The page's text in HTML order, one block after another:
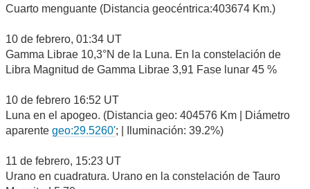
Cuarto menguante (Distancia geocéntrica:403674 Km.)
10 de febrero, 01:34 UT
Gamma Librae 10,3°N de la Luna. En la constelación de
Libra Magnitud de Gamma Librae 3,91 Fase lunar 45 %
10 de febrero 16:52 UT
Luna en el apogeo. (Distancia geo: 404576 Km | Diámetro
aparente geo:29.5260'; | Iluminación: 39.2%)
11 de febrero, 15:23 UT
Urano en cuadratura. Urano en la constelación de Tauro